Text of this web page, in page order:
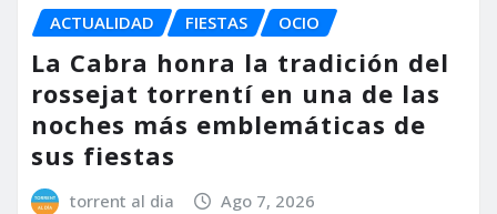
ACTUALIDAD FIESTAS OCIO
La Cabra honra la tradición del
rossejat torrentí en una de las
noches más emblemáticas de
sus fiestas
torrent al dia Ago 7, 2026